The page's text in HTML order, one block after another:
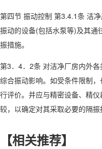
第四节 振动控制 第3.4.1条 洁
振动的设备(包括水泵等)及其通
振措施。
第3．4．2条 对洁净厂房内外
综合振动影响。如受条件限制
行评价。并应与精密设备、精
较，以确定对其采取必要的隔振
【相关推荐】